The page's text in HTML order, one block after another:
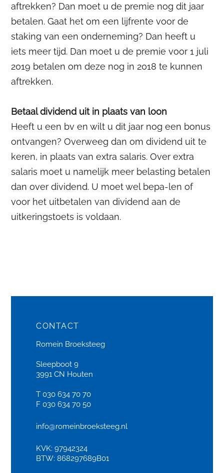
aftrekken? Dan moet u de premie nog dit jaar
betalen. Gaat het om een lijfrente voor de
staking van een onderneming? Dan heeft u
iets meer tijd. Dan moet u de premie voor 1 juli
2019 betalen om deze nog in 2018 te kunnen
aftrekken.
Betaal dividend uit in plaats van loon
Heeft u een bv en wilt u dit jaar nog een bonus
ontvangen? Overweeg dan om dividend uit te
keren, in plaats van extra salaris. Over extra
salaris moet u namelijk meer belasting betalen
dan over dividend. U moet wel bepa-len of
voor het uitbetalen van dividend aan de
uitkeringstoets is voldaan.
CONTACT
Romein Broeksteeg
Sleepboot 9
3991 CN Houten
T 030 634 70 70
F 030 634 70 50
info@romeinbroeksteeg.nl
KVK: 97942324
BTW: 868297689B01